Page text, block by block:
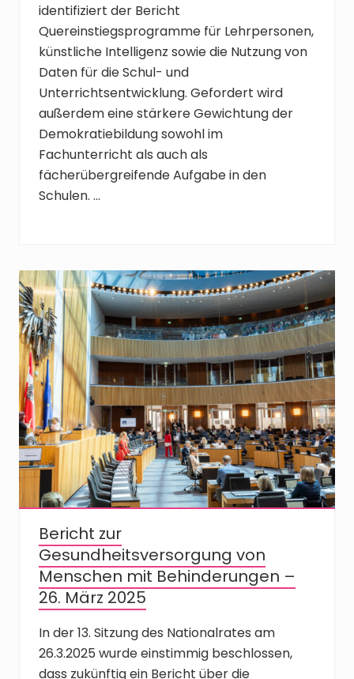
identifiziert der Bericht
Quereinstiegsprogramme für Lehrpersonen,
künstliche Intelligenz sowie die Nutzung von
Daten für die Schul- und
Unterrichtsentwicklung. Gefordert wird
außerdem eine stärkere Gewichtung der
Demokratiebildung sowohl im
Fachunterricht als auch als
fächerübergreifende Aufgabe in den
Schulen. …
Bericht zur
Gesundheitsversorgung von
Menschen mit Behinderungen –
26. März 2025
In der 13. Sitzung des Nationalrates am
26.3.2025 wurde einstimmig beschlossen,
dass zukünftig ein Bericht über die